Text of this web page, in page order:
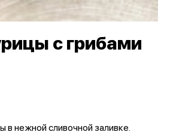
с грибами
в нежной сливочной заливке.